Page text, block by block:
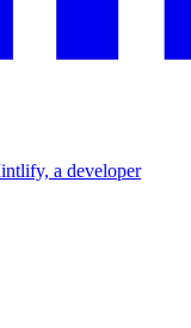
a developer